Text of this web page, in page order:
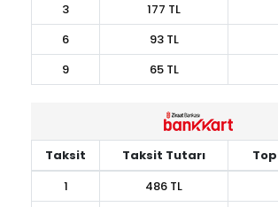
3
177 TL
6
93 TL
9
65 TL
Taksit Taksit Tutarı
1
486 TL